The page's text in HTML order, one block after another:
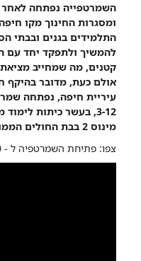
שיתוף
חסר
תקדים:
שמרטפייה
ל-450
ילדים
נפתחה
במתחם
התת-קרקעי
והממוגן
בישראל,
השמרטפייה נפתחה
ומסגרות החינוך מקו
התלמידים בגנים ובבתי
להמשיך ולתפקד יחד עם
קטנים, מה שמחייב
אולם כעת, מדובר בהיקף
3-12, בעשר כיתות
מינוס 2 בבת החולים הממוגן שבלב הקריה הרפואית.
צפו: פתיחת השמרטפיה ל - 450 ילד בקומה 2- של חניון רמב"ם: